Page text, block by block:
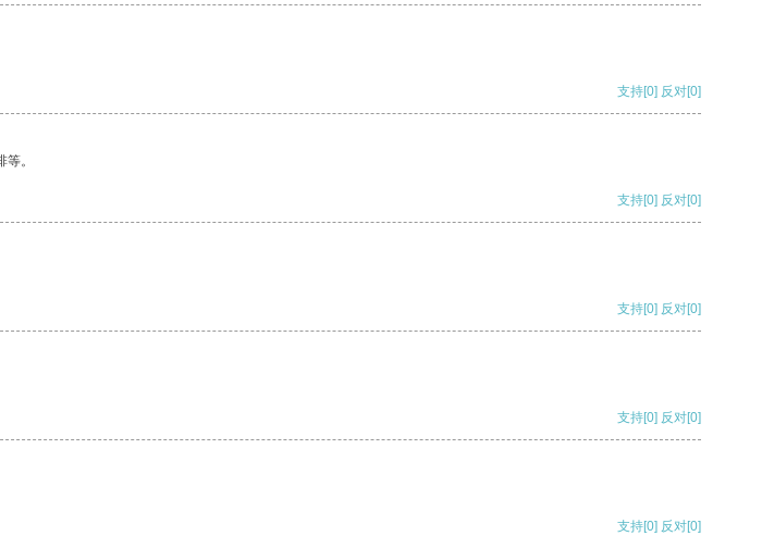
支持[0] 反对[0]
。
支持[0] 反对[0]
支持[0] 反对[0]
支持[0] 反对[0]
支持[0] 反对[0]